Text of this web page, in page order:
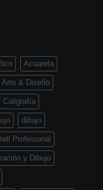
Acuarela
Arte & Diseño
Caligrafía
dibujo
Profesional
y Dibujo